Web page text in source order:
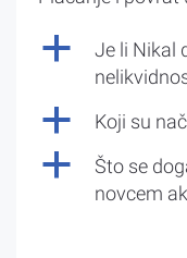
a
Je li Nikal
a Koji su
a
Što se
novcem